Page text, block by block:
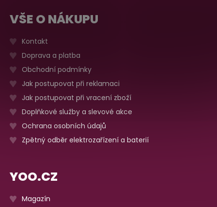
VŠE O NÁKUPU
Kontakt
Doprava a platba
Obchodní podmínky
Jak postupovat při reklamaci
Jak postupovat při vracení zboží
Doplňkové služby a slevové akce
Ochrana osobních údajů
Zpětný odběr elektrozařízení a baterií
YOO.CZ
Magazín